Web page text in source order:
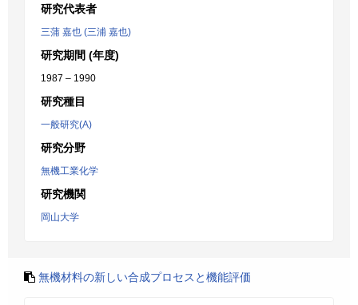
研究代表者
三蒲 嘉也 (三浦 嘉也)
研究期間 (年度)
1987 – 1990
研究種目
一般研究(A)
研究分野
無機工業化学
研究機関
岡山大学
無機材料の新しい合成プロセスと機能評価